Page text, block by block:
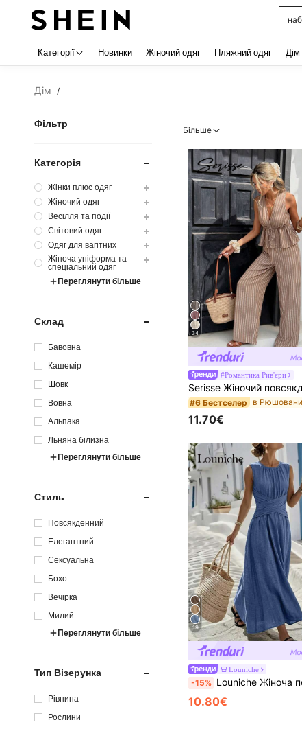
Категорії Новинки Жіночий одяг Пляжний одяг Дім
Дім /
Фільтр
Категорія
Жінки плюс одяг
Жіночий одяг
Весілля та події
Світовий одяг
Одяг для вагітних
Жіноча уніформа та
спеціальний одяг
Переглянути більше
Склад
Бавовна
Кашемір
Шовк
Вовна
Альпака
Льняна білизна
Переглянути більше
Стиль
Повсякденний
Елегантний
Сексуальна
Бохо
Вечірка
Милий
Переглянути більше
Тип Візерунка
Рівнина
Рослини
Більше
34
#Романтика Рив'єри
#6 Бестселер
11.70€
19
Louniche
-15% Louniche Жіноча повсякденна сукня без рукавів оливково-зеленого кольору з перехресним дизайном талії, мінімалістичний стиль, що демонструє елегантність, підходить для
10.80€